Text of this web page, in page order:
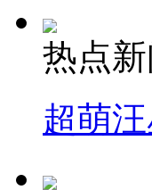
热点新
超萌